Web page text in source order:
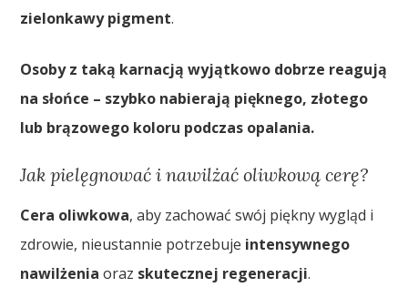
zielonkawy pigment.
Osoby z taką karnacją wyjątkowo dobrze reagują
na słońce – szybko nabierają pięknego, złotego
lub brązowego koloru podczas opalania.
Jak pielęgnować i nawilżać oliwkową cerę?
Cera oliwkowa, aby zachować swój piękny wygląd i
zdrowie, nieustannie potrzebuje intensywnego
nawilżenia oraz skutecznej regeneracji.